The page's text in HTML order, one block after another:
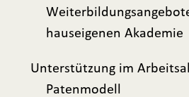
hauseigenen Akademie
Unterstützung im
Patenmodell